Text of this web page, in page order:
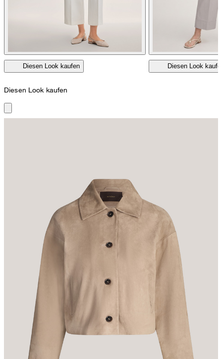
Diesen Look kaufen Diesen Look
Diesen Look kaufen